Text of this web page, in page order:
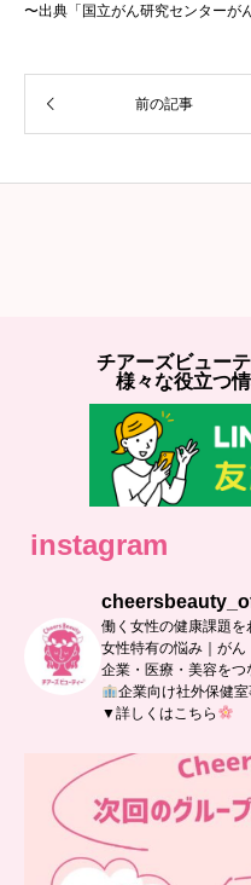
〜出典「国立がん研究センターが
前の記事
チアーズビュー
様々な役立つ
instagram
働く女性の健康課題
女性特有の悩み｜がん
企業・医療・美容を
企業向け社外保健
▼詳しくはこちら
グル